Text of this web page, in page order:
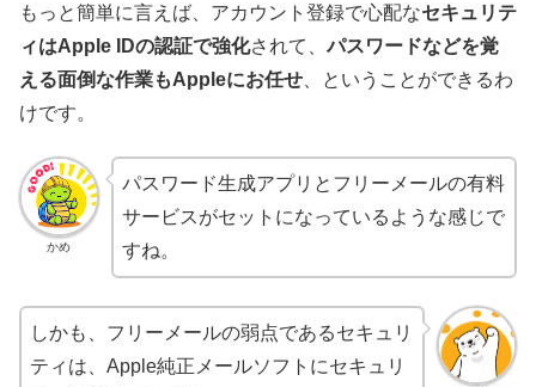
もっと簡単に言えば、アカウント登録で心配なセキュリテ
ィはApple IDの認証で強化されて、パスワードなどを覚
える面倒な作業もAppleにお任せ 、ということができるわ
けです。
かめ
パスワード生成アプリとフリーメールの有料
サービスがセットになっているような感じで
すね。
しかも、フリーメールの弱点であるセキュリ
ティは、Apple純正メールソフトにセキュリ